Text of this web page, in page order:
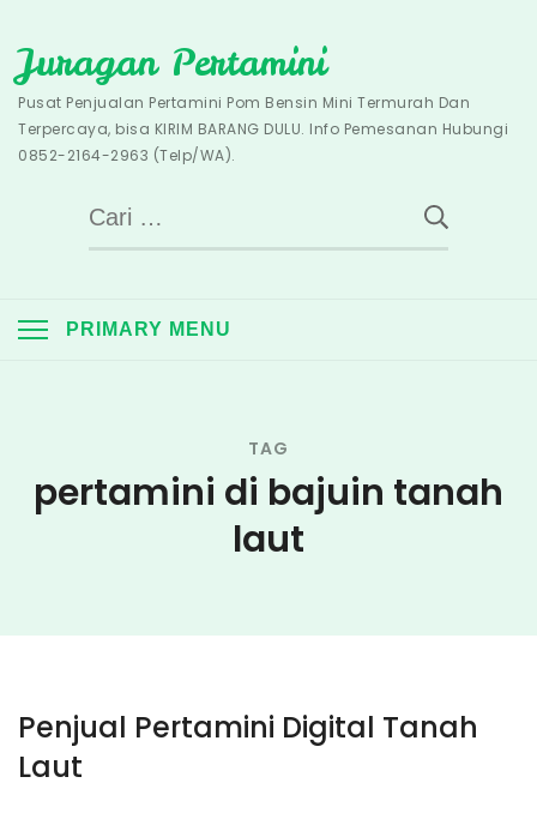
to
content
Juragan Pertamini
Pusat Penjualan Pertamini Pom Bensin Mini Termurah Dan
Terpercaya, bisa KIRIM BARANG DULU. Info Pemesanan Hubungi
0852-2164-2963 (Telp/WA).
Cari
untuk:
PRIMARY MENU
TAG
pertamini di bajuin tanah
laut
Penjual Pertamini Digital Tanah
Laut